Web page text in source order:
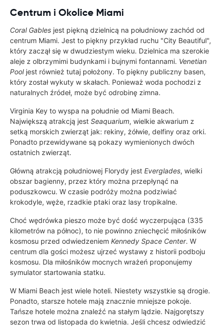
Centrum i Okolice Miami
Coral Gables jest piękną dzielnicą na południowy zachód od
centrum Miami. Jest to piękny przykład ruchu "City Beautiful",
który zaczął się w dwudziestym wieku. Dzielnica ma szerokie
aleje z olbrzymimi budynkami i bujnymi fontannami. Venetian
Pooljest również tutaj położony. To piękny publiczny basen,
który został wykuty w skałach. Ponieważ woda pochodzi z
naturalnych źródeł, może być odrobinę zimna.
Virginia Key to wyspa na południe od Miami Beach.
Największą atrakcją jest Seaquarium, wielkie akwarium z
setką morskich zwierząt jak: rekiny, żółwie, delfiny oraz orki.
Ponadto przewidywane są pokazy wymienionych dwóch
ostatnich zwierząt.
Główną atrakcją południowej Florydy jest Everglades, wielki
obszar bagienny, przez który można przepłynąć na
poduszkowcu. W czasie podróży można podziwiać
krokodyle, węże, rzadkie ptaki oraz lasy tropikalne.
Choć wędrówka pieszo może być dość wyczerpująca (335
kilometrów na północ), to nie powinno zniechęcić miłośników
kosmosu przed odwiedzeniem Kennedy Space Center. W
centrum dla gości możesz ujrzeć wystawy z historii podboju
kosmosu. Dla miłośników mocnych wrażeń proponujemy
symulator startowania statku.
W Miami Beach jest wiele hoteli. Niestety wszystkie są drogie.
Ponadto, starsze hotele mają znacznie mniejsze pokoje.
Tańsze hotele można znaleźć na stałym lądzie. Najgorętszy
sezon trwa od listopada do kwietnia. Jeśli chcesz odwiedzić